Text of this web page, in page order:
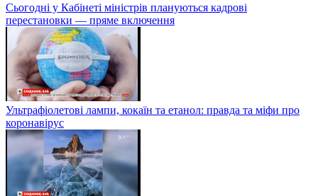
Сьогодні у Кабінеті міністрів плануються кадрові
перестановки — пряме включення
Ультрафіолетові лампи, кокаїн та етанол: правда та міфи про
коронавірус